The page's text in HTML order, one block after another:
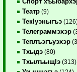
Театр (9)
ТекIуэныгъэ
Телеграммэхэр
Теплъэгъуэхэр
Тхыдэ (80)
ТхылъыщIэ (313)